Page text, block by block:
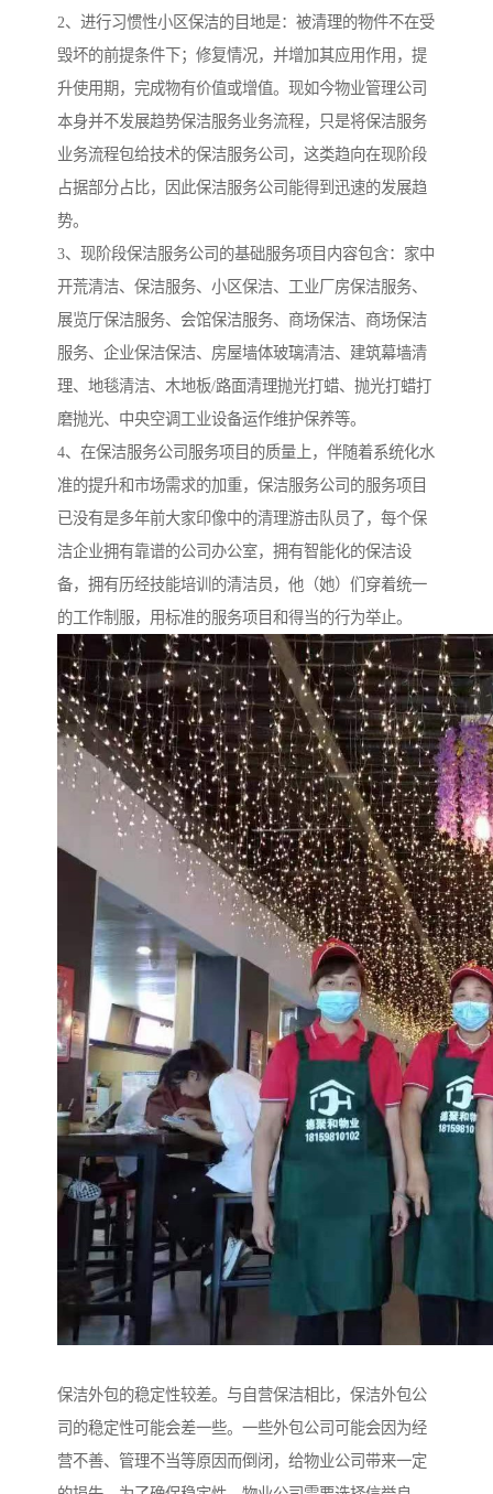
2、进行习惯性小区保洁的目地是：被清理的物件不在受
毁坏的前提条件下；修复情况，并增加其应用作用，提
升使用期，完成物有价值或增值。现如今物业管理公司
本身并不发展趋势保洁服务业务流程，只是将保洁服务
业务流程包给技术的保洁服务公司，这类趋向在现阶段
占据部分占比，因此保洁服务公司能得到迅速的发展趋
势。
3、现阶段保洁服务公司的基础服务项目内容包含：家中
开荒清洁、保洁服务、小区保洁、工业厂房保洁服务、
展览厅保洁服务、会馆保洁服务、商场保洁、商场保洁
服务、企业保洁保洁、房屋墙体玻璃清洁、建筑幕墙清
理、地毯清洁、木地板/路面清理抛光打蜡、抛光打蜡打
磨抛光、中央空调工业设备运作维护保养等。
4、在保洁服务公司服务项目的质量上，伴随着系统化水
准的提升和市场需求的加重，保洁服务公司的服务项目
已没有是多年前大家印像中的清理游击队员了，每个保
洁企业拥有靠谱的公司办公室，拥有智能化的保洁设
备，拥有历经技能培训的清洁员，他（她）们穿着统一
的工作制服，用标准的服务项目和得当的行为举止。
保洁外包的稳定性较差。与自营保洁相比，保洁外包公
司的稳定性可能会差一些。一些外包公司可能会因为经
营不善、管理不当等原因而倒闭，给物业公司带来一定